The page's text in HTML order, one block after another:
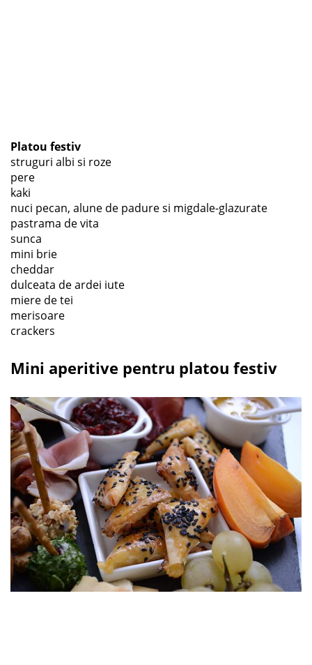
Platou festiv
struguri albi si roze
pere
kaki
nuci pecan, alune de padure si migdale-glazurate
pastrama de vita
sunca
mini brie
cheddar
dulceata de ardei iute
miere de tei
merisoare
crackers
Mini aperitive pentru platou festiv